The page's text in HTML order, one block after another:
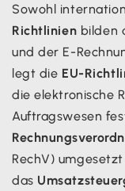
Sowohl
Richtlinien bilden
und der E-
legt die EU-
die elektronische
Auftragswesen
RechV)
das